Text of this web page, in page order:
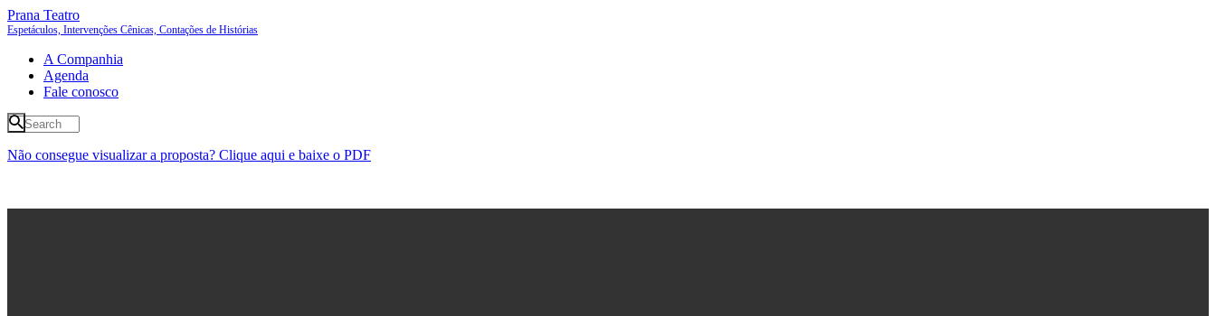
Prana Teatro
Espetáculos, Intervenções Cênicas, Contações de Histórias
A Companhia
Agenda
Fale conosco
Não consegue visualizar a proposta? Clique aqui e baixe o PDF